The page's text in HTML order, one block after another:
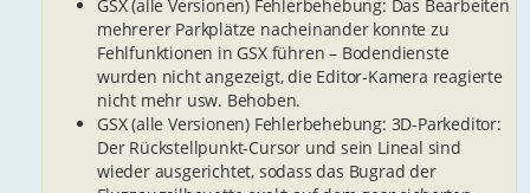
GSX (alle Versionen) Fehlerbehebung: Das Bearbeiten
mehrerer Parkplätze nacheinander konnte zu
Fehlfunktionen in GSX führen – Bodendienste
wurden nicht angezeigt, die Editor-Kamera reagierte
nicht mehr usw. Behoben.
GSX (alle Versionen) Fehlerbehebung: 3D-Parkeditor:
Der Rückstellpunkt-Cursor und sein Lineal sind
wieder ausgerichtet, sodass das Bugrad der